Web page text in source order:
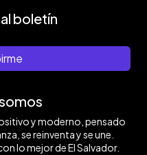
boletín
y moderno, pensado
se reinventa y se une.
lo mejor de El Salvador.